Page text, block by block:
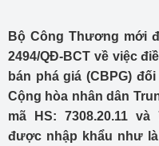
Bộ Công Thương mới
2494/QĐ-BCT về việc
bán phá giá (CBPG)
Cộng hòa nhân dân
mã HS: 7308.20.11
được nhập khẩu như